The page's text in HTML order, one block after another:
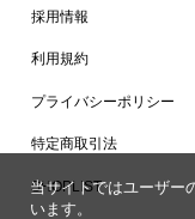
採用情報
利用規約
プライバシーポリシー
特定商取引法
SHOPLIST
当サイトではユーザー
います。